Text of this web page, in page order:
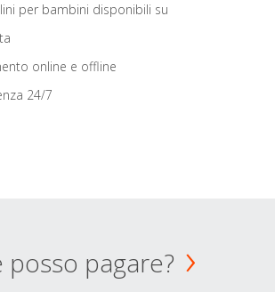
per bambini disponibili su
online e offline
24/7
posso pagare?